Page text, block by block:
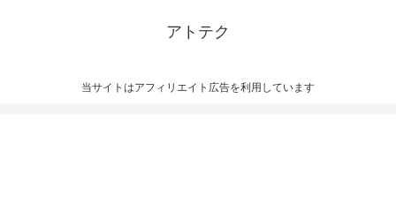
アトテク
当サイトはアフィリエイト広告を利用しています